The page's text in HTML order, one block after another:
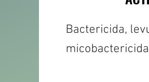
Bactericida,